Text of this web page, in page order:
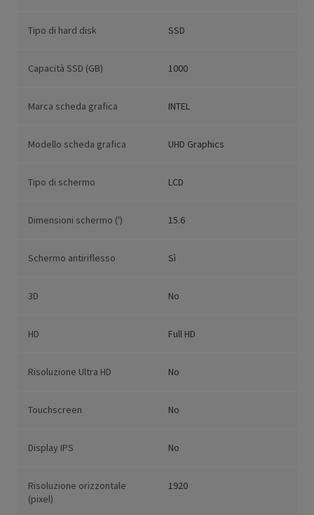
Tipo di hard disk SSD
Capacità SSD (GB) 1000
Marca scheda grafica INTEL
Modello scheda grafica UHD Graphics
Tipo di schermo LCD
Dimensioni schermo (') 15.6
Schermo antiriflesso Sì
3D No
HD Full HD
Risoluzione Ultra HD No
Touchscreen No
Display IPS No
Risoluzione orizzontale
(pixel)
1920